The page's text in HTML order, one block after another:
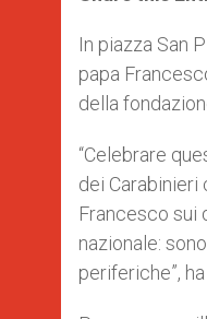
s
p
p
e
g
e
r
b
o
k
In piazza San
papa
della
“Celebrare
dei Carabinieri
Francesco sui
nazionale:
periferiche”,